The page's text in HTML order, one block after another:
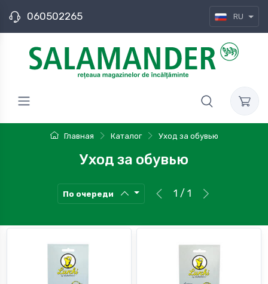
060502265 RU
Главная Каталог Уход за обувью
Уход за обувью
По очереди 1 / 1